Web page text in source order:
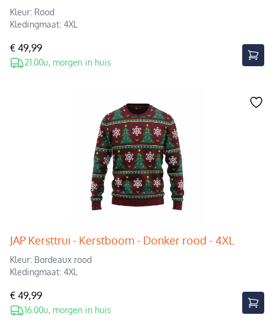
Kleur: Rood
Kledingmaat: 4XL
€ 49,99
21.00u, morgen in huis
JAP Kersttrui - Kerstboom - Donker rood - 4XL
Kleur: Bordeaux rood
Kledingmaat: 4XL
€ 49,99
16.00u, morgen in huis